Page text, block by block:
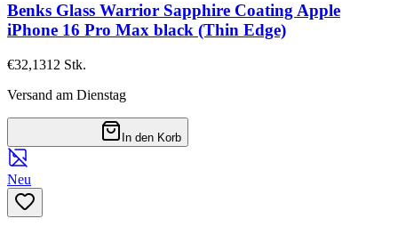
Benks Glass Warrior Sapphire Coating Apple
iPhone 16 Pro Max black (Thin Edge)
€32,1312 Stk.
Versand am Dienstag
In den Korb
Neu